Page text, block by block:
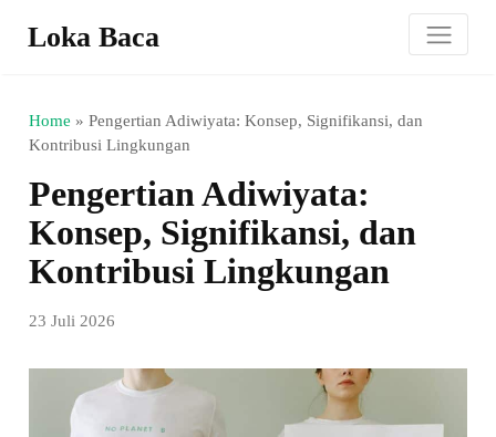
Loka Baca
Home »Pengertian Adiwiyata: Konsep, Signifikansi, dan
Kontribusi Lingkungan
Pengertian Adiwiyata:
Konsep, Signifikansi, dan
Kontribusi Lingkungan
23 Juli 2026